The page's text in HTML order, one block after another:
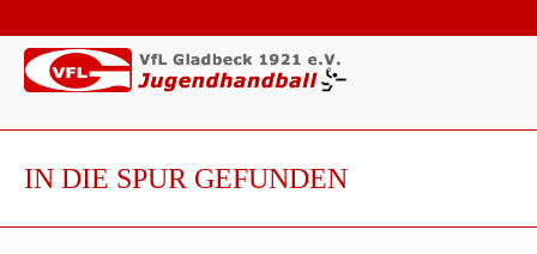
IN DIE SPUR GEFUNDEN